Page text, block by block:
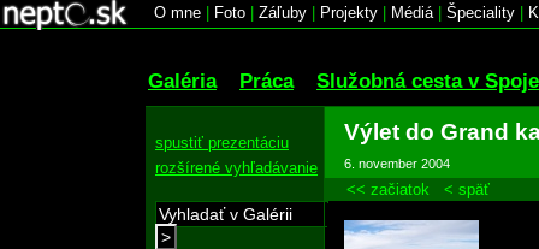
O mne Foto Záľuby Projekty Médiá| Špeciality
Galéria Práca Služobná cesta v
spustiť prezentáciu
rozšírené vyhľadávanie
>
Výlet do Grand
6. november 2004
<< začiatok < späť